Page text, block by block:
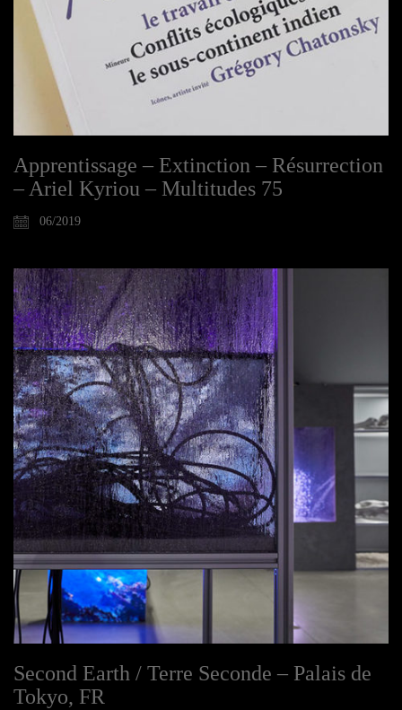
Apprentissage – Extinction – Résurrection
– Ariel Kyriou – Multitudes 75
06/2019
Second Earth / Terre Seconde – Palais de
Tokyo, FR